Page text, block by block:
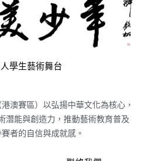
學生藝術舞台
澳賽區）以弘揚中華文化為核心，
潛能與創造力，推動藝術教育普及
者的自信與成就感。